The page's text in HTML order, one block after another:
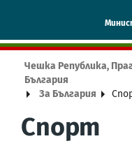
Чешка Република,
България
За България
Спорт